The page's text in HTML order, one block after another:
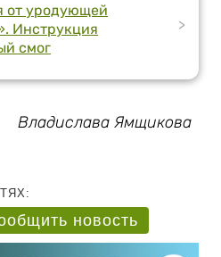
от уродующей
Инструкция
смог
>
Владислава Ямщикова
новость